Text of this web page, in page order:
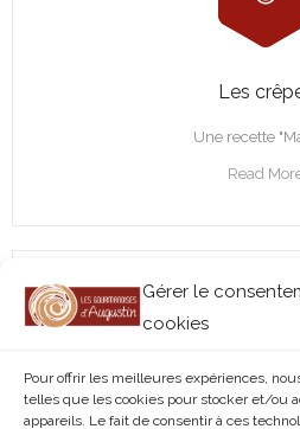
Gérer le
cookies
Pour offrir les meilleures expériences,
telles que les cookies pour stocker et/ou
appareils. Le fait de consentir à ces
Les
Une recette
Read